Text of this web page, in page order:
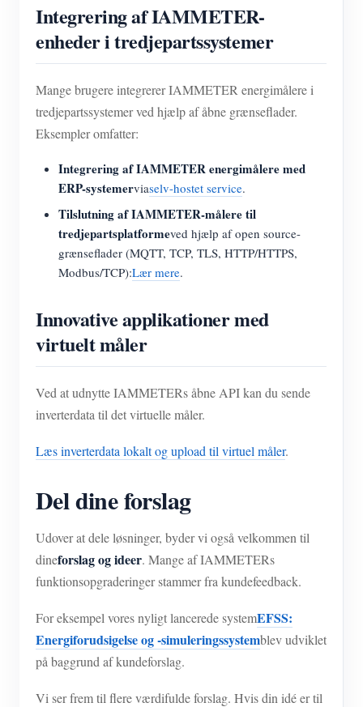
Integrering af IAMMETER-
enheder i tredjepartssystemer
Mange brugere integrerer IAMMETER energimålere i
tredjepartssystemer ved hjælp af åbne grænseflader.
Eksempler omfatter:
Integrering af IAMMETER energimålere med
ERP-systemerviaselv-hostet service.
Tilslutning af IAMMETER-målere til
tredjepartsplatformeved hjælp af open source-
grænseflader (MQTT, TCP, TLS, HTTP/HTTPS,
Modbus/TCP):Lær mere.
Innovative applikationer med
virtuelt måler
Ved at udnytte IAMMETERs åbne API kan du sende
inverterdata til det virtuelle måler.
Læs inverterdata lokalt og upload til virtuel måler.
Del dine forslag
Udover at dele løsninger, byder vi også velkommen til
dineforslag og ideer. Mange af IAMMETERs
funktionsopgraderinger stammer fra kundefeedback.
For eksempel vores nyligt lancerede systemEFSS:
Energiforudsigelse og -simuleringssystemblev udviklet
på baggrund af kundeforslag.
Vi ser frem til flere værdifulde forslag. Hvis din idé er til